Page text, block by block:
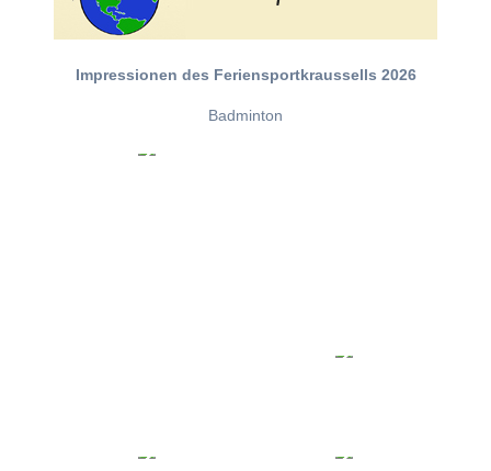
Impressionen des Feriensportkraussells 2026
Badminton